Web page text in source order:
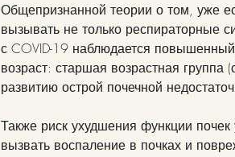
Общепризнанной теории о том, уже
вызывать не только респираторные
с COVID-19 наблюдается
возраст: старшая возрастная
развитию острой почечной
Также риск ухудшения функции
вызвать воспаление в почках и